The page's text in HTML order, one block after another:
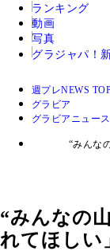
ランキング
動画
写真
グラジャパ！
週プレNEWS
グラビア
グラビアニュース
“みんな
“みんなの
れてほし